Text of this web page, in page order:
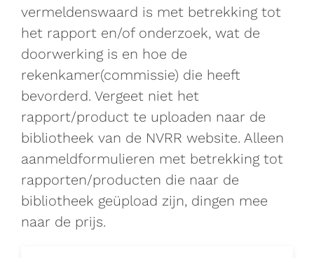
vermeldenswaard is met betrekking tot
het rapport en/of onderzoek, wat de
doorwerking is en hoe de
rekenkamer(commissie) die heeft
bevorderd. Vergeet niet het
rapport/product te uploaden naar de
bibliotheek van de NVRR website. Alleen
aanmeldformulieren met betrekking tot
rapporten/producten die naar de
bibliotheek geüpload zijn, dingen mee
naar de prijs.